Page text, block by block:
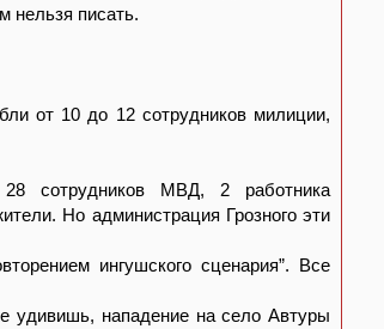
нельзя писать.
от 10 до 12 сотрудников милиции,
сотрудников МВД, 2 работника
Но администрация Грозного эти
ингушского сценария”. Все
удивишь, нападение на село Автуры